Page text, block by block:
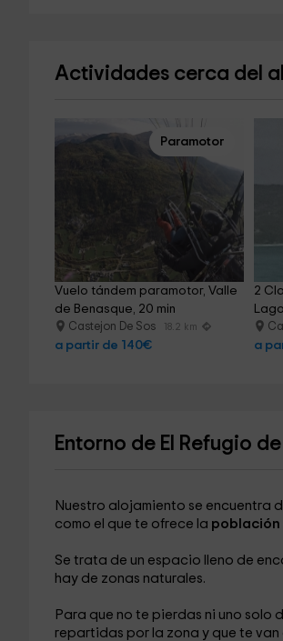
Actividades cerca del
Paramotor
Vuelo tándem paramotor, Valle
de Benasque, 20 min
Castejon De Sos 18.2 km
a partir de 140€
2
a
Entorno de El Refugio
Nuestro alojamiento se encuentra
como el que te ofrece la población
Se trata de un espacio lleno de
hay de zonas naturales.
Para que no te pierdas ni uno solo
repartidas por la zona y que te